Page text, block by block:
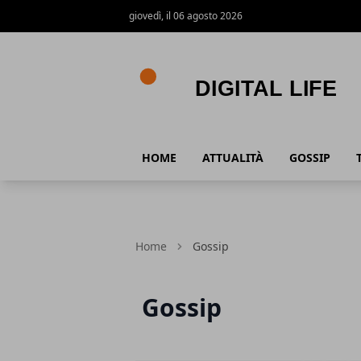
giovedì, il 06 agosto 2026
HOME ATTUALITÀ GOSSIP
Home Gossip
Gossip